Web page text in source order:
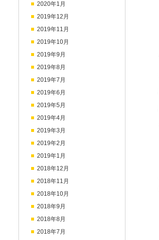
2020年1月
2019年12月
2019年11月
2019年10月
2019年9月
2019年8月
2019年7月
2019年6月
2019年5月
2019年4月
2019年3月
2019年2月
2019年1月
2018年12月
2018年11月
2018年10月
2018年9月
2018年8月
2018年7月